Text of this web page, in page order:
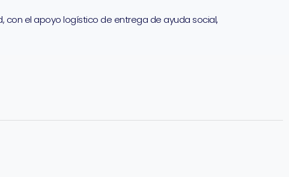
con el apoyo logístico de entrega de ayuda social,